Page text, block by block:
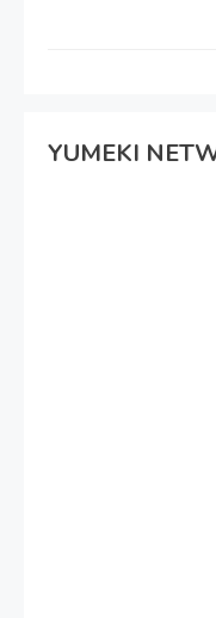
YUMEKI